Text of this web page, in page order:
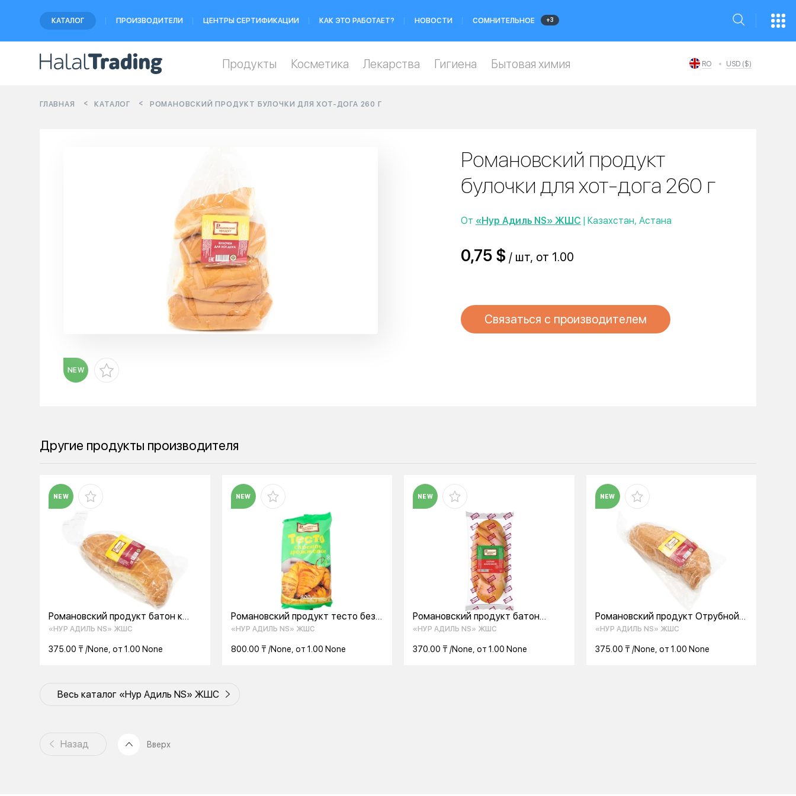
КАТАЛОГ ПРОИЗВОДИТЕЛИ ЦЕНТРЫ СЕРТИФИКАЦИИ КАК ЭТО РАБОТАЕТ? НОВОСТИ СОМНИТЕЛЬНОЕ +3
USD ($)
RO
Продукты Косметика Лекарства Гигиена Бытовая химия
ГЛАВНАЯ КАТАЛОГ РОМАНОВСКИЙ ПРОДУКТ БУЛОЧКИ ДЛЯ ХОТ-ДОГА 260 Г
NEW
Романовский продукт
булочки для хот-дога 260 г
От «Нур Адиль NS» ЖШС | Казахстан, Астана
0,75 $ / шт, от 1.00
Связаться с производителем
Другие продукты производителя
NEW
Романовский продукт батон к
чаю 350 г
«НУР АДИЛЬ NS» ЖШС
375.00 ₸ /None, от 1.00 None
NEW
Романовский продукт тесто без
начинки 800 г
«НУР АДИЛЬ NS» ЖШС
800.00 ₸ /None, от 1.00 None
NEW
Романовский продукт батон
нарезной 350 г
«НУР АДИЛЬ NS» ЖШС
370.00 ₸ /None, от 1.00 None
NEW
Романовский продукт Отрубной
батон 350 г
«НУР АДИЛЬ NS» ЖШС
375.00 ₸ /None, от 1.00 None
Весь каталог «Нур Адиль NS» ЖШС
Назад Вверх